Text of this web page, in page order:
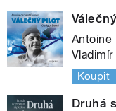
Antoine
Koupit
Druhá